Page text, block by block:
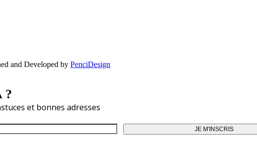
and Developed by PenciDesign
?
et bonnes adresses